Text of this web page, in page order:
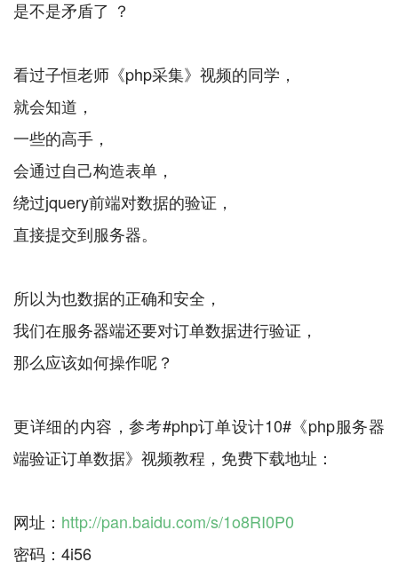
是不是矛盾了 ？
看过子恒老师《php采集》视频的同学，
就会知道，
一些的高手，
会通过自己构造表单，
绕过jquery前端对数据的验证，
直接提交到服务器。
所以为也数据的正确和安全，
我们在服务器端还要对订单数据进行验证，
那么应该如何操作呢？
更详细的内容，参考#php订单设计10#《php服务器
端验证订单数据》视频教程，免费下载地址：
网址： http://pan.baidu.com/s/1o8RI0P0